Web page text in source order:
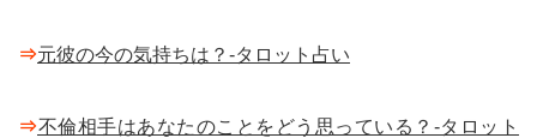
⇒元彼の今の気持ちは？-タロット占い
⇒不倫相手はあなたのことをどう思っている？-タロット